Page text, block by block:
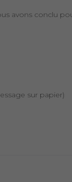
avons conclu
sur papier)